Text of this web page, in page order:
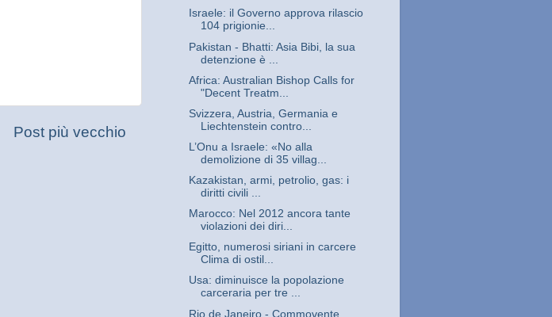
Post più vecchio
Israele: il Governo approva rilascio
104 prigionie...
Pakistan - Bhatti: Asia Bibi, la sua
detenzione è ...
Africa: Australian Bishop Calls for
"Decent Treatm...
Svizzera, Austria, Germania e
Liechtenstein contro...
L’Onu a Israele: «No alla
demolizione di 35 villag...
Kazakistan, armi, petrolio, gas: i
diritti civili ...
Marocco: Nel 2012 ancora tante
violazioni dei diri...
Egitto, numerosi siriani in carcere
Clima di ostil...
Usa: diminuisce la popolazione
carceraria per tre ...
Rio de Janeiro - Commovente